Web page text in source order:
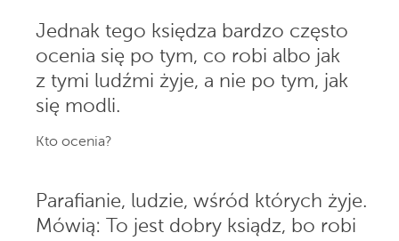
Jednak tego księdza bardzo często
ocenia się po tym, co robi albo jak
z tymi ludźmi żyje, a nie po tym, jak
się modli.
Kto ocenia?
Parafianie, ludzie, wśród których żyje.
Mówią: To jest dobry ksiądz, bo robi